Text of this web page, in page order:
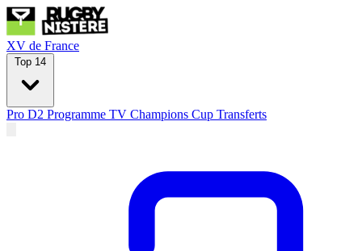
XV de France
Top 14
Pro D2 Programme TV Champions Cup Transferts